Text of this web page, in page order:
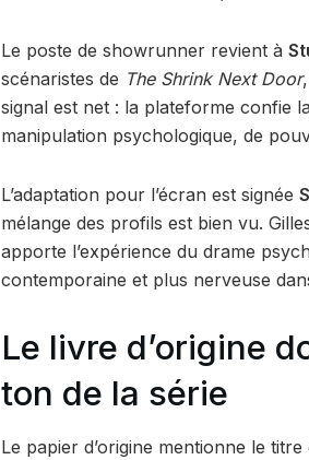
Le poste de showrunner revient à
scénaristes de The Shrink Next Door
signal est net : la plateforme confie
manipulation psychologique, de
L’adaptation pour l’écran est signée
mélange des profils est bien vu.
apporte l’expérience du drame
contemporaine et plus nerveuse
Le livre d’origine
ton de la série
Le papier d’origine mentionne le